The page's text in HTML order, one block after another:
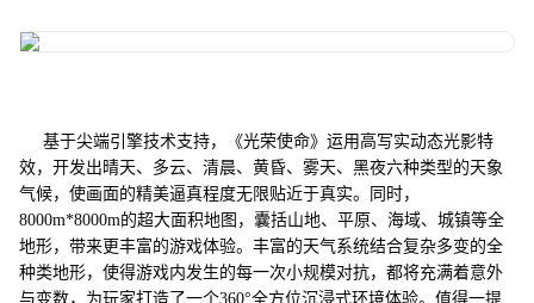
基于尖端引擎技术支持，《光荣使命》运用高写实动态光影特
效，开发出晴天、多云、清晨、黄昏、雾天、黑夜六种类型的天象
气候，使画面的精美逼真程度无限贴近于真实。同时，
8000m*8000m的超大面积地图，囊括山地、平原、海域、城镇等全
地形，带来更丰富的游戏体验。丰富的天气系统结合复杂多变的全
种类地形，使得游戏内发生的每一次小规模对抗，都将充满着意外
与变数，为玩家打造了一个360°全方位沉浸式环境体验。值得一提